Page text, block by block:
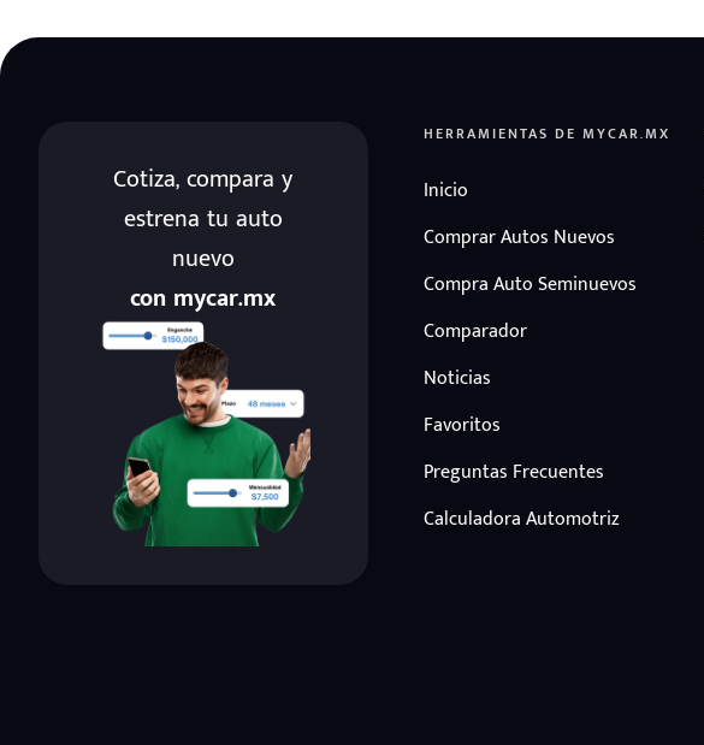
Cotiza, compara y
estrena tu auto
nuevo
con mycar.mx
HERRAMIENTAS DE MYCAR.MX
Inicio
Comprar Autos Nuevos
Compra Auto Seminuevos
Comparador
Noticias
Favoritos
Preguntas Frecuentes
Calculadora Automotriz